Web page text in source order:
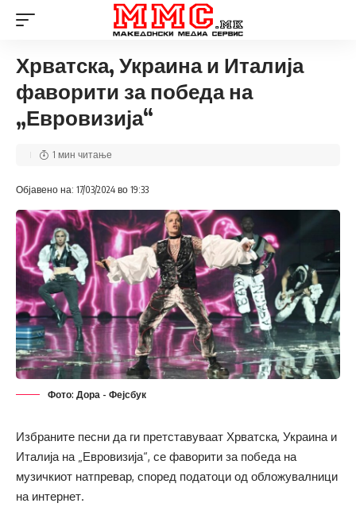
Хрватска, Украина и Италија
фаворити за победа на
„Евровизија“
Објавено на: 17/03/2024 во 19:33
1 мин читање
Фото: Дора - Фејсбук
Избраните песни да ги претставуваат Хрватска, Украина и
Италија на „Евровизија“, се фаворити за победа на
музичкиот натпревар, според податоци од обложувалници
на интернет.